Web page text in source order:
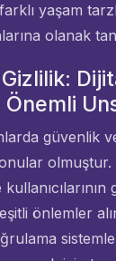
yaşam
olanak
Önemli
güvenlik
olmuştur.
önlemler